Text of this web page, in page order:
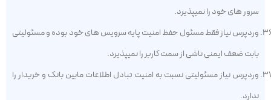
سرور های خود را نمیپذیرد.
وردپرس نیاز فقط مسئول حفظ امنیت پایه سرویس های خود بوده و مسئولیتی
بابت ضعف ایمنی ناشی از سمت کاربر را نمیپذیرد.
وردپرس نیاز مسئولیتی نسبت به امنیت تبادل اطلاعات مابین بانک و خریدار را
ندارد.